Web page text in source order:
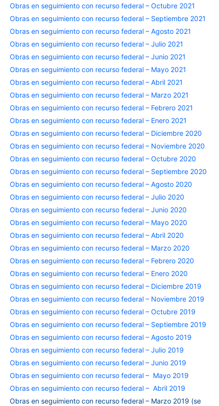
Obras en seguimiento con recurso federal – Octubre 2021
Obras en seguimiento con recurso federal – Septiembre 2021
Obras en seguimiento con recurso federal – Agosto 2021
Obras en seguimiento con recurso federal – Julio 2021
Obras en seguimiento con recurso federal – Junio 2021
Obras en seguimiento con recurso federal – Mayo 2021
Obras en seguimiento con recurso federal – Abril 2021
Obras en seguimiento con recurso federal – Marzo 2021
Obras en seguimiento con recurso federal – Febrero 2021
Obras en seguimiento con recurso federal – Enero 2021
Obras en seguimiento con recurso federal – Diciembre 2020
Obras en seguimiento con recurso federal – Noviembre 2020
Obras en seguimiento con recurso federal – Octubre 2020
Obras en seguimiento con recurso federal – Septiembre 2020
Obras en seguimiento con recurso federal – Agosto 2020
Obras en seguimiento con recurso federal – Julio 2020
Obras en seguimiento con recurso federal – Junio 2020
Obras en seguimiento con recurso federal – Mayo 2020
Obras en seguimiento con recurso federal – Abril 2020
Obras en seguimiento con recurso federal – Marzo 2020
Obras en seguimiento con recurso federal – Febrero 2020
Obras en seguimiento con recurso federal – Enero 2020
Obras en seguimiento con recurso federal – Diciembre 2019
Obras en seguimiento con recurso federal – Noviembre 2019
Obras en seguimiento con recurso federal – Octubre 2019
Obras en seguimiento con recurso federal – Septiembre 2019
Obras en seguimiento con recurso federal – Agosto 2019
Obras en seguimiento con recurso federal – Julio 2019
Obras en seguimiento con recurso federal – Junio 2019
Obras en seguimiento con recurso federal – Mayo 2019
Obras en seguimiento con recurso federal – Abril 2019
Obras en seguimiento con recurso federal – Marzo 2019 (se